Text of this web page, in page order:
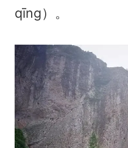
qīng）。